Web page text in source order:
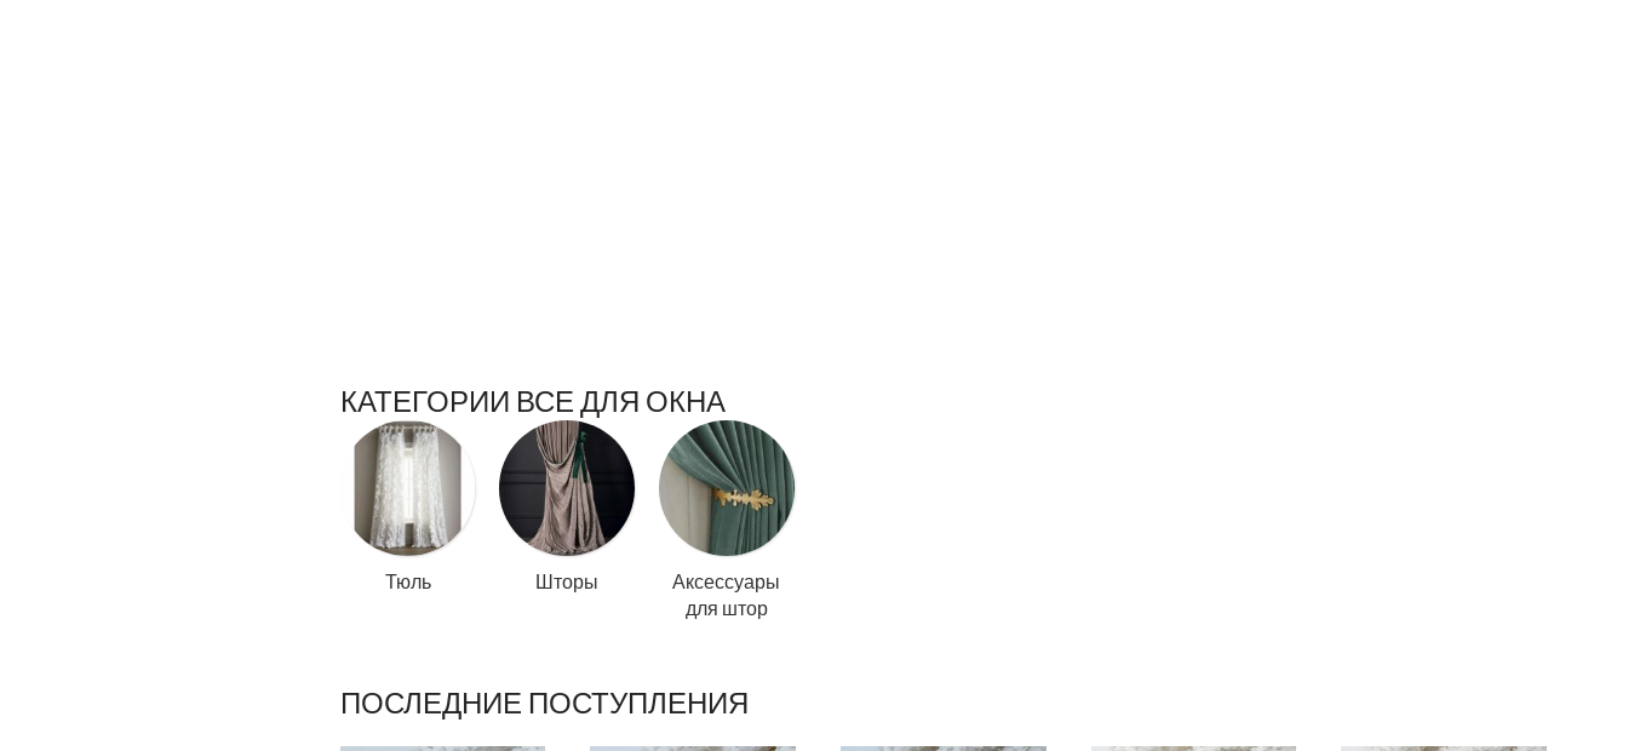
КАТЕГОРИИ ВСЕ ДЛЯ ОКНА
Тюль Шторы
Аксессуары
для штор
ПОСЛЕДНИЕ ПОСТУПЛЕНИЯ